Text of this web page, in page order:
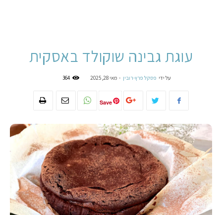
עוגת גבינה שוקולד באסקית
על ידי פסקל פרץ-רובין - מאי 28, 2025 364
Save